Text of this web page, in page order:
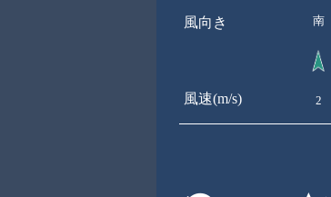
風向き
風速(m/s)
南
2